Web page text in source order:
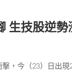
生技股逆勢
，今（23）日出